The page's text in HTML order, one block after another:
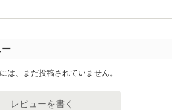
ー
は、まだ投稿されていません。
レビューを書く